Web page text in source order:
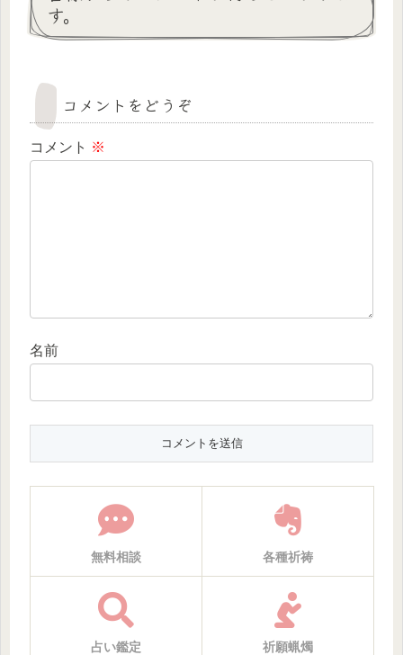
す。
コメントをどうぞ
コメント ※
名前
無料相談 各種祈祷
占い鑑定 祈願蝋燭